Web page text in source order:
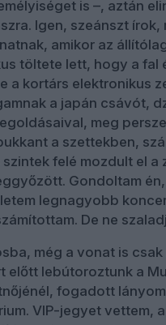
is –, aztán
Igen, szeánszt írok,
amikor az
töltete lett, hogy a fal
a kortárs elektronikus
a japán csávót,
meg
a szettekben,
felé mozdult el a
Gondoltam
legnagyobb
De ne
még a vonat is
előtt lebútoroztunk a
fogadott
VIP-jegyet vettem,